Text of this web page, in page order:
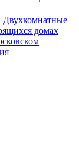
Двухкомнатные
домах